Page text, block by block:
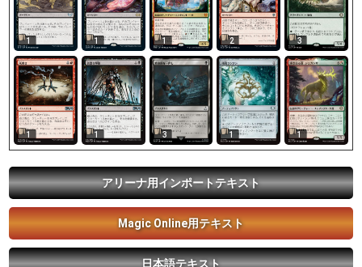
1 1 1 2 3
1 1 3 1 1
アリーナ用インポートテキスト
Magic Online用テキスト
日本語テキスト